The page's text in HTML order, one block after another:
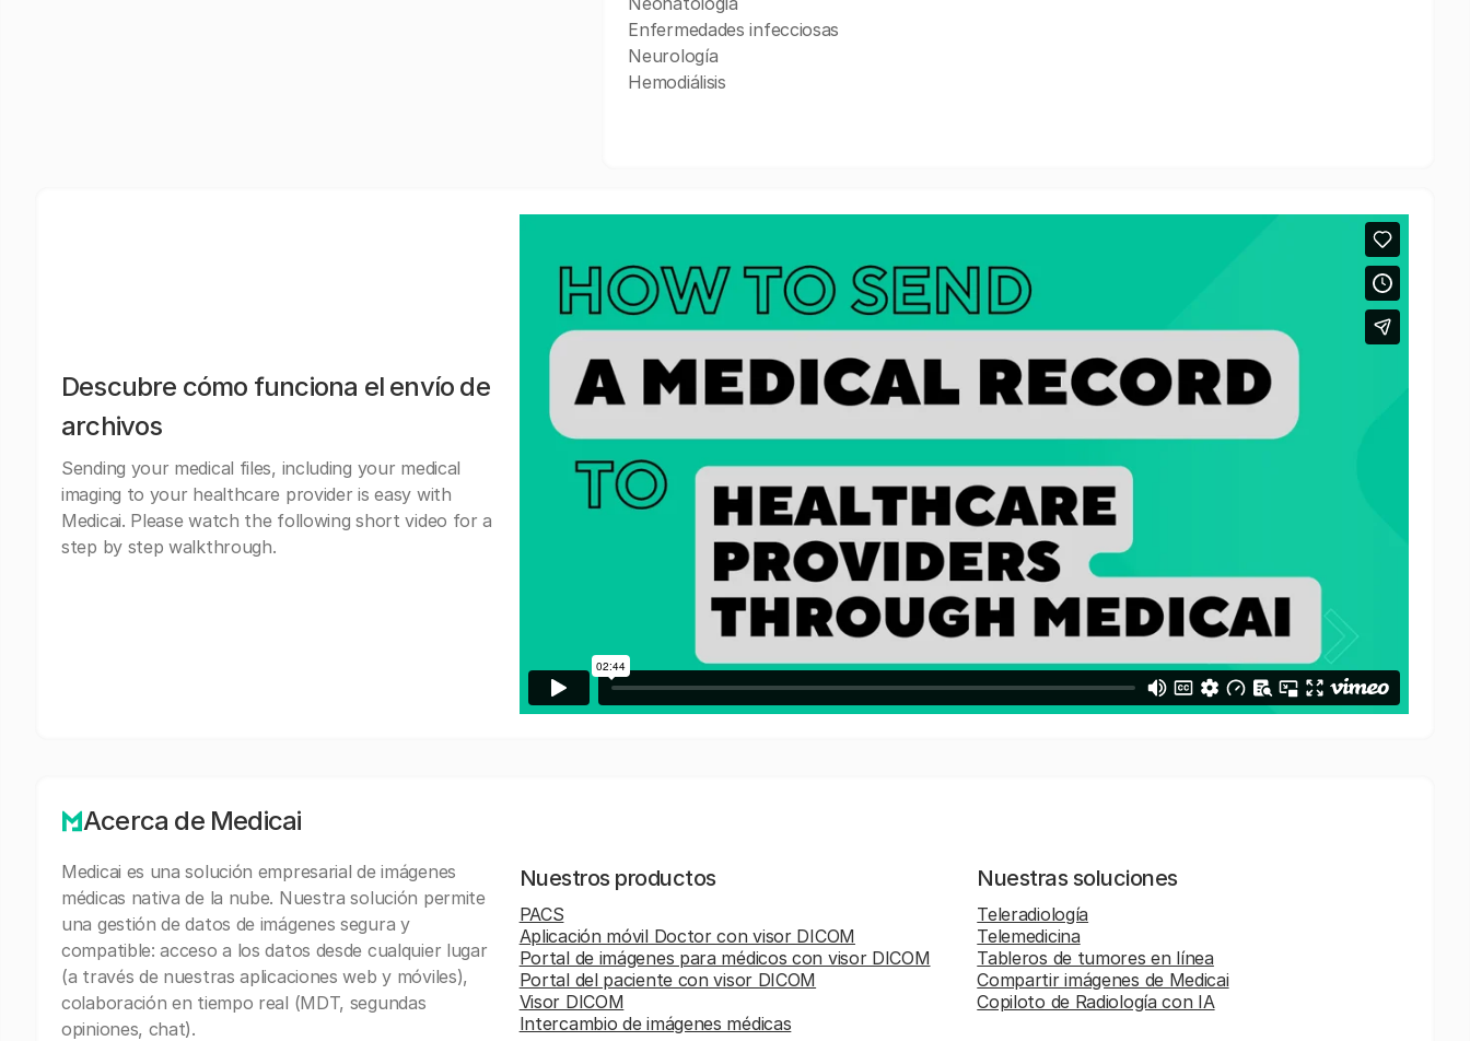
Enfermedades infecciosas
Neurología
Hemodiálisis
Descubre cómo funciona el envío de
archivos
Sending your medical files, including your medical
imaging to your healthcare provider is easy with
Medicai. Please watch the following short video for a
step by step walkthrough.
Acerca de Medicai
Medicai es una solución empresarial de imágenes
médicas nativa de la nube. Nuestra solución permite
una gestión de datos de imágenes segura y
compatible: acceso a los datos desde cualquier lugar
(a través de nuestras aplicaciones web y móviles),
colaboración en tiempo real (MDT, segundas
opiniones, chat).
Nuestros productos
PACS
Aplicación móvil Doctor con visor DICOM
Portal de imágenes para médicos con visor DICOM
Portal del paciente con visor DICOM
Visor DICOM
Intercambio de imágenes médicas
Nuestras soluciones
Teleradiología
Telemedicina
Tableros de tumores en línea
Compartir imágenes de Medicai
Copiloto de Radiología con IA